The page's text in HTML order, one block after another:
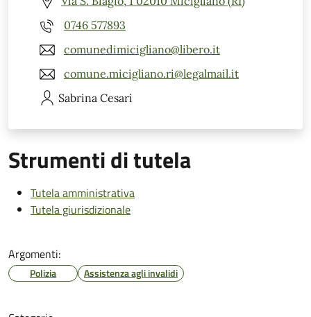
0746 577893
comunedimicigliano@libero.it
comune.micigliano.ri@legalmail.it
Sabrina Cesari
Strumenti di tutela
Tutela amministrativa
Tutela giurisdizionale
Argomenti:
Polizia Assistenza agli invalidi